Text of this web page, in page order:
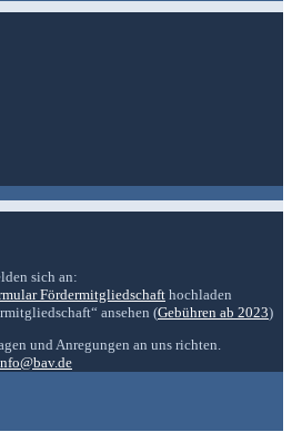
sich an:
Fördermitgliedschaft hochladen
ansehen (Gebühren ab 2023)
und Anregungen an uns richten.